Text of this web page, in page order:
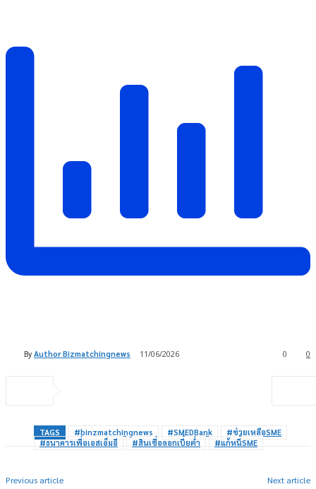
By Author Bizmatchingnews 11/06/2026 0
0
TAGS #binzmatchingnews #SMEDBank
#ช่วยเหลือSME
#ธนาคารเพื่อเอสเอ็มอี
#สินเชื่อดอกเบี้ยต่ำ #แก้หนี้SME
Previous article Next article